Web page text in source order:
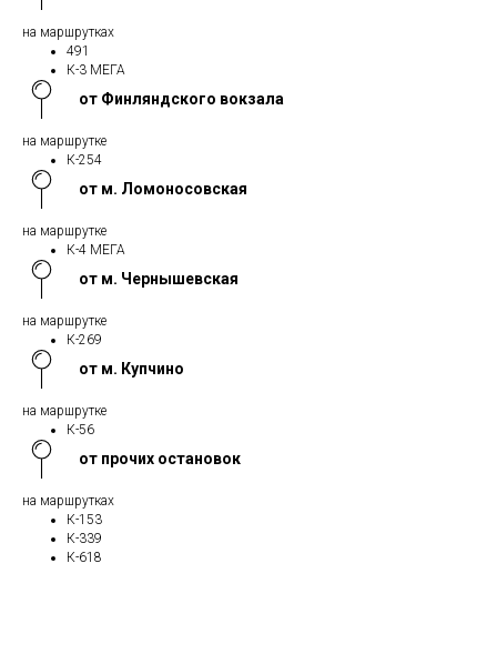
на маршрутках
491
К-3 МЕГА
от Финляндского вокзала
на маршрутке
К-254
от м. Ломоносовская
на маршрутке
К-4 МЕГА
от м. Чернышевская
на маршрутке
К-269
от м. Купчино
на маршрутке
К-56
от прочих остановок
на маршрутках
К-153
К-339
К-618